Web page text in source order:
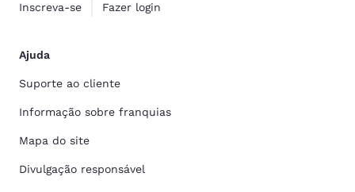
Inscreva-se Fazer login
Ajuda
Suporte ao cliente
Informação sobre franquias
Mapa do site
Divulgação responsável